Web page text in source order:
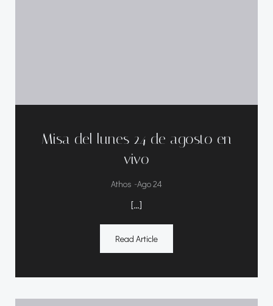
Misa del lunes 24 de agosto en
vivo
Athos -Ago 24
[…]
Read Article